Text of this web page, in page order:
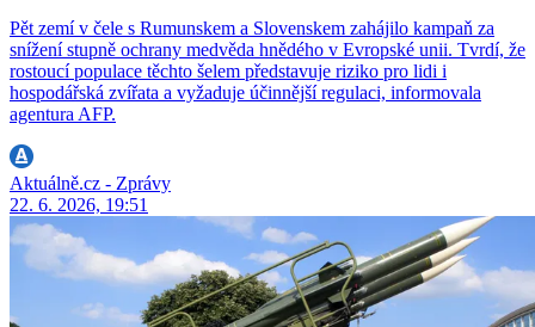
Pět zemí v čele s Rumunskem a Slovenskem zahájilo kampaň za
snížení stupně ochrany medvěda hnědého v Evropské unii. Tvrdí, že
rostoucí populace těchto šelem představuje riziko pro lidi i
hospodářská zvířata a vyžaduje účinnější regulaci, informovala
agentura AFP.
Aktuálně.cz - Zprávy
22. 6. 2026, 19:51